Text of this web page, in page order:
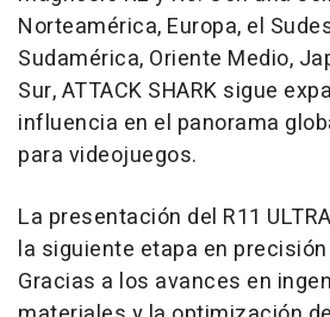
Norteamérica, Europa, el
Sudamérica, Oriente Medio,
Sur, ATTACK SHARK sigue
influencia en el panorama
para videojuegos.
La presentación del R11
la siguiente etapa en
Gracias a los avances en